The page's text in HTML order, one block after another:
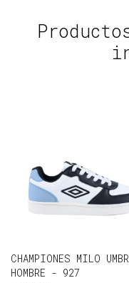
CHAMPIONES MILO
HOMBRE - 927